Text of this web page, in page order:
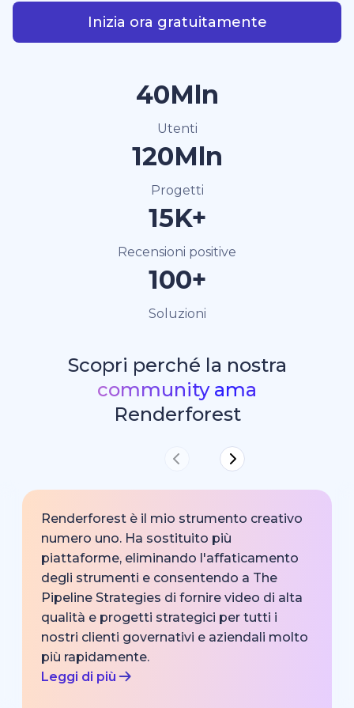
Inizia ora gratuitamente
40Mln
Utenti
120Mln
Progetti
15K+
Recensioni positive
100+
Soluzioni
Scopri perché la nostra
community ama
Renderforest
Renderforest è il mio strumento creativo
numero uno. Ha sostituito più
piattaforme, eliminando l'affaticamento
degli strumenti e consentendo a The
Pipeline Strategies di fornire video di alta
qualità e progetti strategici per tutti i
nostri clienti governativi e aziendali molto
più rapidamente.
Leggi di più